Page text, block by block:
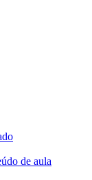
de aula